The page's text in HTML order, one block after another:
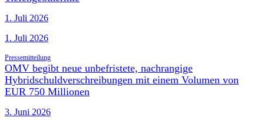
1. Juli 2026
1. Juli 2026
Pressemitteilung
OMV begibt neue unbefristete, nachrangige
Hybridschuldverschreibungen mit einem Volumen von
EUR 750 Millionen
3. Juni 2026